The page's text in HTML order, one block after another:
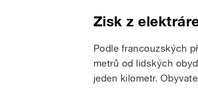
Zisk z
Podle francouzských
metrů od lidských
jeden kilometr.